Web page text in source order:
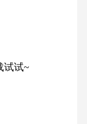
试试~